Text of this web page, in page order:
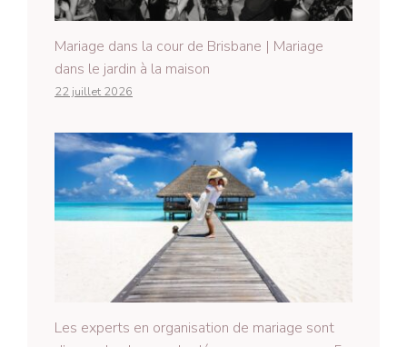
Mariage dans la cour de Brisbane | Mariage
dans le jardin à la maison
22 juillet 2026
Les experts en organisation de mariage sont